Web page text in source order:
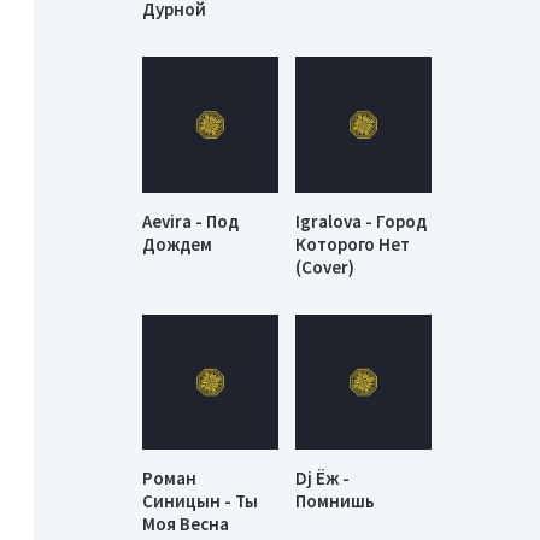
Дурной
Aevira - Под
Дождем
Igralova - Город
Которого Нет
(Cover)
Роман
Синицын - Ты
Моя Весна
Dj Ёж -
Помнишь